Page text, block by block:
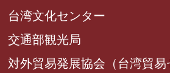
台湾文化センター
交通部観光局
対外貿易発展協会（台湾貿易